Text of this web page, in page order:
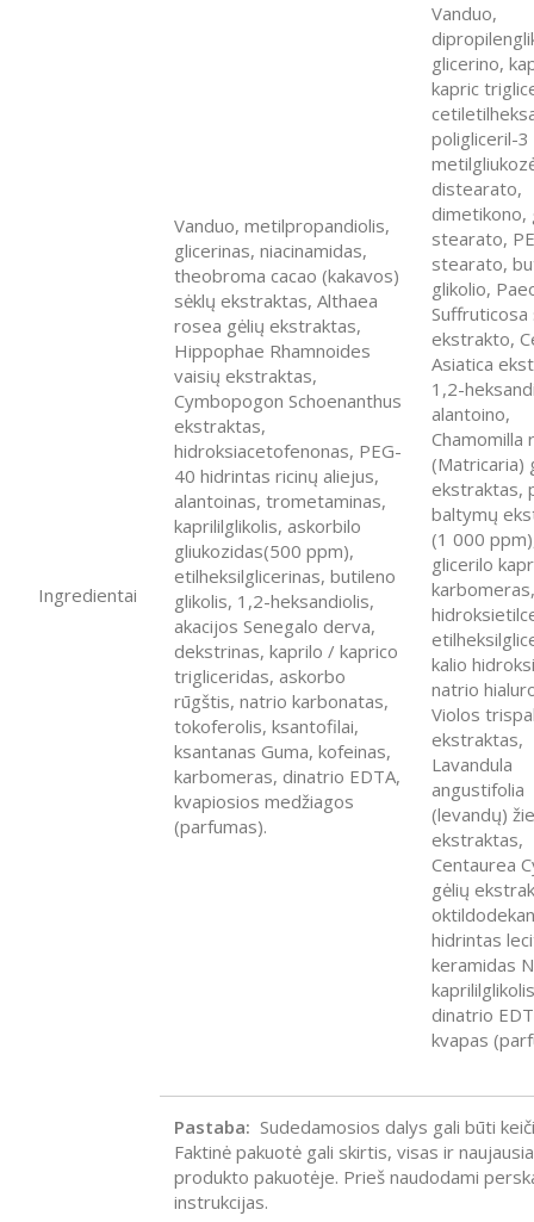
Ingredientai
Vanduo, metilpropandiolis,
glicerinas, niacinamidas,
theobroma cacao (kakavos)
sėklų ekstraktas, Althaea
rosea gėlių ekstraktas,
Hippophae Rhamnoides
vaisių ekstraktas,
Cymbopogon Schoenanthus
ekstraktas,
hidroksiacetofenonas, PEG-
40 hidrintas ricinų aliejus,
alantoinas, trometaminas,
kaprililglikolis, askorbilo
gliukozidas(500 ppm),
etilheksilglicerinas, butileno
glikolis, 1,2-heksandiolis,
akacijos Senegalo derva,
dekstrinas, kaprilo / kaprico
trigliceridas, askorbo
rūgštis, natrio karbonatas,
tokoferolis, ksantofilai,
ksantanas Guma, kofeinas,
karbomeras, dinatrio EDTA,
kvapiosios medžiagos
(parfumas).
Vanduo,
glicerino,
kapric
poligliceril-3
distearato,
dimetikono,
stearato,
stearato,
glikolio,
Suffruticosa
ekstrakto,
Asiatica
1,2-
alantoino,
Chamomilla
(Matricaria)
ekstraktas,
baltymų
(1 000
glicerilo
karbomeras,
kalio
natrio
Violos
ekstraktas,
Lavandula
angustifolia
(levandų)
ekstraktas,
Centaurea
gėlių
hidrintas
keramidas
dinatrio
kvapas
Pastaba: Sudedamosios dalys gali būti
Faktinė pakuotė gali skirtis, visas ir
produkto pakuotėje. Prieš naudodami
instrukcijas.